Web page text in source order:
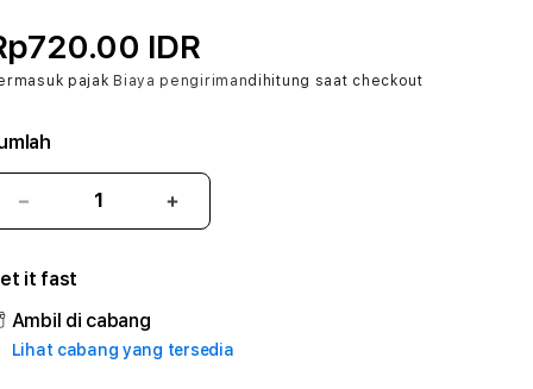
IDR
pajak Biaya pengirimandihitung saat checkout
Kurangi
jumlah
DAUNTOGEL
#3
TradiTours
Jasa
Tambah
jumlah
TradiTours
Jasa
it fast
Ambil di cabang
Lihat cabang yang tersedia